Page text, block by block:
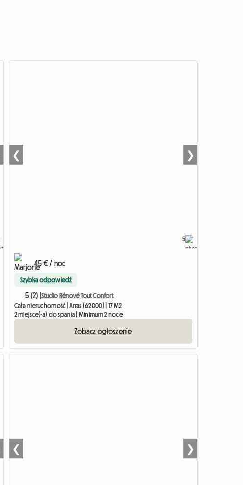
5
❮ ❯
45 € / noc
Szybka odpowiedź
5 (2) | Studio Rénové Tout Confort
Cała nieruchomość | Arras (62000) | 17 M2
2 miejsce(-a) do spania | Minimum 2 noce
Zobacz ogłoszenie
❮ ❯